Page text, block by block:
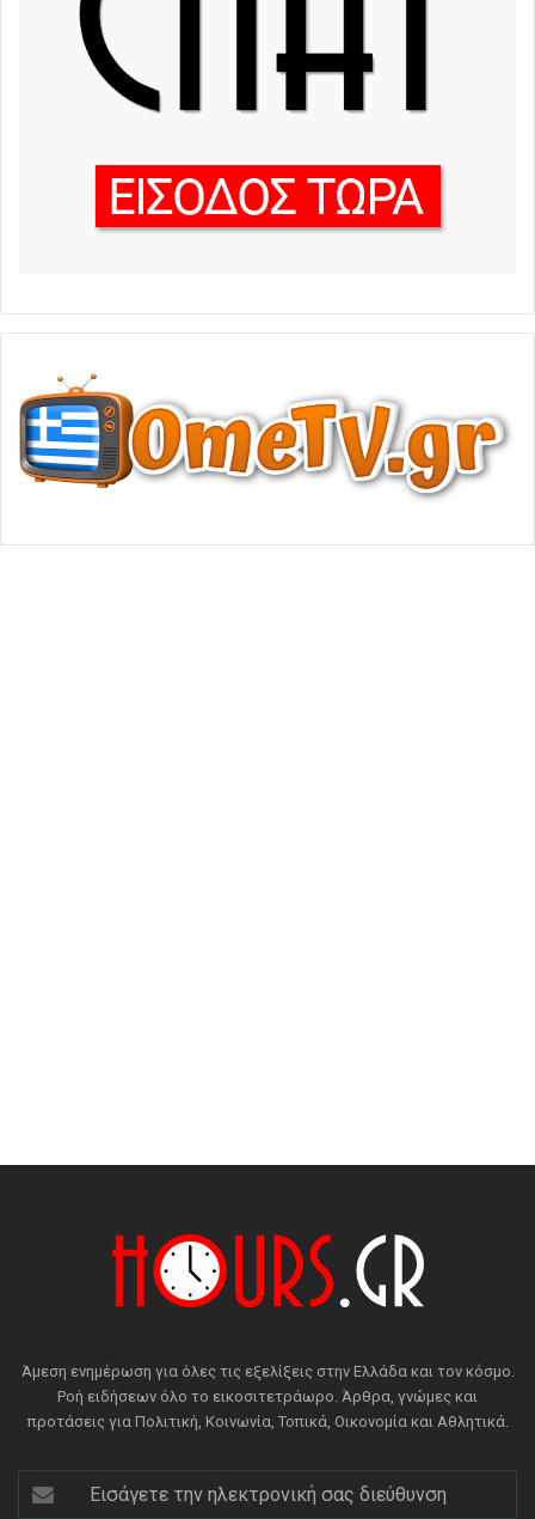
Άμεση ενημέρωση για όλες τις εξελίξεις στην Ελλάδα και τον κόσμο.
Ροή ειδήσεων όλο το εικοσιτετράωρο. Άρθρα, γνώμες και
προτάσεις για Πολιτική, Κοινωνία, Τοπικά, Οικονομία και Αθλητικά.
Εισάγετε
την